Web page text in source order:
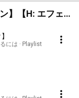
】【H: エフェク
には · Playlist